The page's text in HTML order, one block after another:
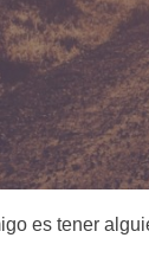
es tener